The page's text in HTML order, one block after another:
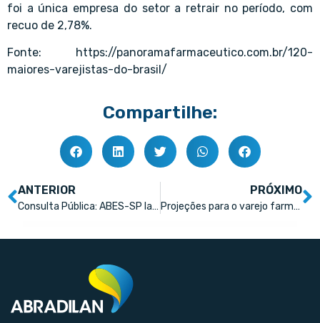
foi a única empresa do setor a retrair no período, com
recuo de 2,78%.
Fonte:
https://panoramafarmaceutico.com.br/120-
maiores-varejistas-do-brasil/
Compartilhe:
ANTERIOR
Consulta Pública: ABES-SP lança consulta sobre reciclagem de blísteres, cartelas vazias de medicamentos pós-Consumo
PRÓXIMO
Projeções para o varejo farmacêutico são positivas, aponta JP Morgan